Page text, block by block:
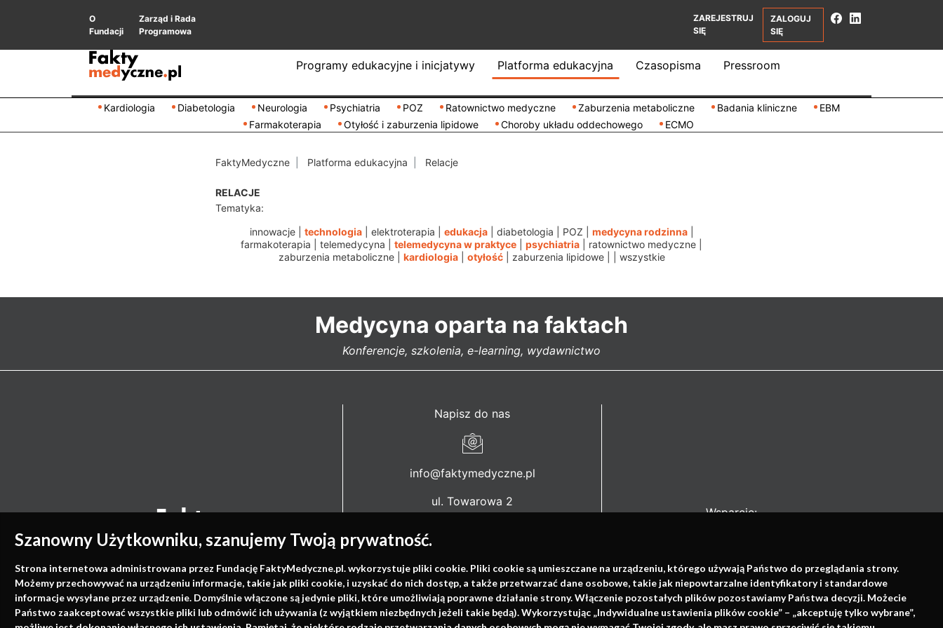
Szanowny Użytkowniku, szanujemy Twoją prywatność.
Strona internetowa administrowana przez Fundację FaktyMedyczne.pl. wykorzystuje pliki cookie. Pliki cookie są umieszczane na urządzeniu, którego używają Państwo do przeglądania strony.
Możemy przechowywać na urządzeniu informacje, takie jak pliki cookie, i uzyskać do nich dostęp, a także przetwarzać dane osobowe, takie jak niepowtarzalne identyfikatory i standardowe
informacje wysyłane przez urządzenie. Domyślnie włączone są jedynie pliki, które umożliwiają poprawne działanie strony. Włączenie pozostałych plików pozostawiamy Państwa decyzji. Możecie
Państwo zaakceptować wszystkie pliki lub odmówić ich używania (z wyjątkiem niezbędnych jeżeli takie będą). Wykorzystując „Indywidualne ustawienia plików cookie” – „akceptuję tylko wybrane”,
O
Fundacji
Zarząd i Rada
Programowa
ZAREJESTRUJ
SIĘ
ZALOGUJ
SIĘ
Programy edukacyjne i inicjatywy Platforma edukacyjna Czasopisma Pressroom
Kardiologia Diabetologia Neurologia Psychiatria POZ Ratownictwo medyczne Zaburzenia metaboliczne Badania kliniczne
EBM
Farmakoterapia
Otyłość i zaburzenia lipidowe Choroby układu oddechowego ECMO
FaktyMedyczne Platforma edukacyjna Relacje
RELACJE
Tematyka:
innowacje| technologia| elektroterapia edukacja| diabetologia POZ medycyna rodzinna|
farmakoterapia
telemedycyna telemedycyna w praktyce psychiatria ratownictwo medyczne
zaburzenia metaboliczne| kardiologia| otyłość| zaburzenia lipidowe| wszystkie
Medycyna oparta na faktach
Konferencje, szkolenia, e-learning, wydawnictwo
Napisz do nas
info@faktymedyczne.pl
ul. Towarowa 2
ul. Wolności 338b
41-800 Zabrze
Biuro Zarządu Fundacji:
Wsparcie: